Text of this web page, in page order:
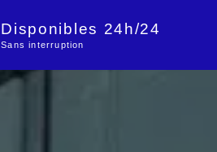
Disponibles 24h/24
Sans interruption